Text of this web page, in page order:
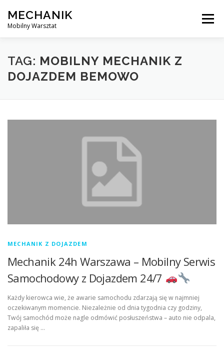
content
MECHANIK
Mobilny Warsztat
Menu
MOBILNY MECHANIK ELEKTRYK SAMOCHODOWY
TAG: MOBILNY MECHANIK Z
DOJAZDEM BEMOWO
MECHANIK Z DOJAZDEM
Mechanik 24h Warszawa – Mobilny Serwis
Samochodowy z Dojazdem 24/7
Każdy kierowca wie, że awarie samochodu zdarzają się w najmniej
oczekiwanym momencie. Niezależnie od dnia tygodnia czy godziny,
Twój samochód może nagle odmówić posłuszeństwa – auto nie odpala,
zapaliła się …